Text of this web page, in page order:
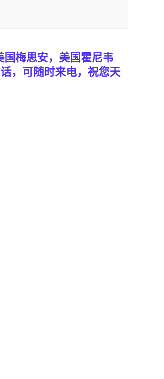
梅思安，美国霍尼韦
，可随时来电，祝您天